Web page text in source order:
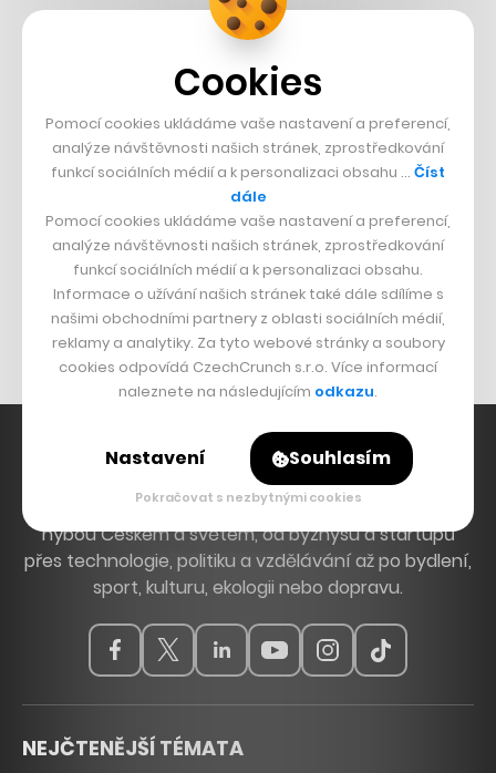
Boční projekt, co se zvrtnul
Francouzský šéfkuchař na Šumavě
Dva golfisti, co pečou
DESIGN
Bomma není tichá
Originální hodinky
Nábytek z betonu
Hlavní zdroj inspirace. Věnujeme se tématům, která
hýbou Českem a světem, od byznysu a startupů
přes technologie, politiku a vzdělávání až po bydlení,
sport, kulturu, ekologii nebo dopravu.
NEJČTENĚJŠÍ TÉMATA
Cookies
Pomocí cookies ukládáme vaše nastavení a preferencí,
analýze návštěvnosti našich stránek, zprostředkování
funkcí sociálních médií a k personalizaci obsahu … Číst
dále
Pomocí cookies ukládáme vaše nastavení a preferencí,
analýze návštěvnosti našich stránek, zprostředkování
funkcí sociálních médií a k personalizaci obsahu.
Informace o užívání našich stránek také dále sdílíme s
našimi obchodními partnery z oblasti sociálních médií,
reklamy a analytiky. Za tyto webové stránky a soubory
cookies odpovídá CzechCrunch s.r.o. Více informací
naleznete na následujícím odkazu.
Nastavení Souhlasím
Pokračovat s nezbytnými cookies